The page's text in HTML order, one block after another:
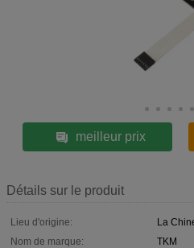
meilleur prix
Détails sur le produit
Lieu d'origine:
La
Nom de marque:
TKM